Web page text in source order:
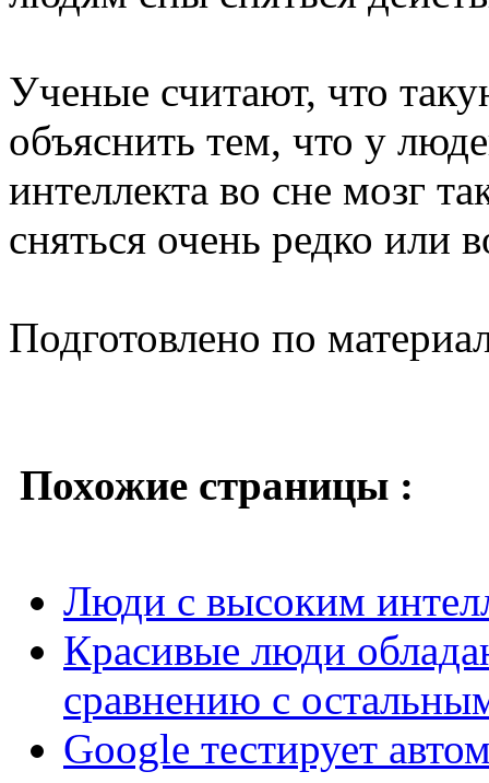
Ученые считают, что
объяснить тем, что у
интеллекта во сне мозг
сняться очень редко или
Подготовлено по
Похожие страницы :
Люди с высоким
Красивые люди
сравнению с
Google тестирует